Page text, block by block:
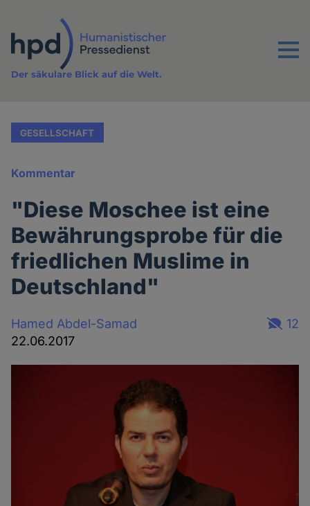
Inhalt
Menu
Der säkulare Blick auf die Welt.
GESELLSCHAFT
Kommentar
"Diese Moschee ist eine
Bewährungsprobe für die
friedlichen Muslime in
Deutschland"
Hamed Abdel-Samad
22.06.2017
12